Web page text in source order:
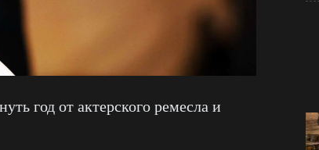
год от актерского ремесла и